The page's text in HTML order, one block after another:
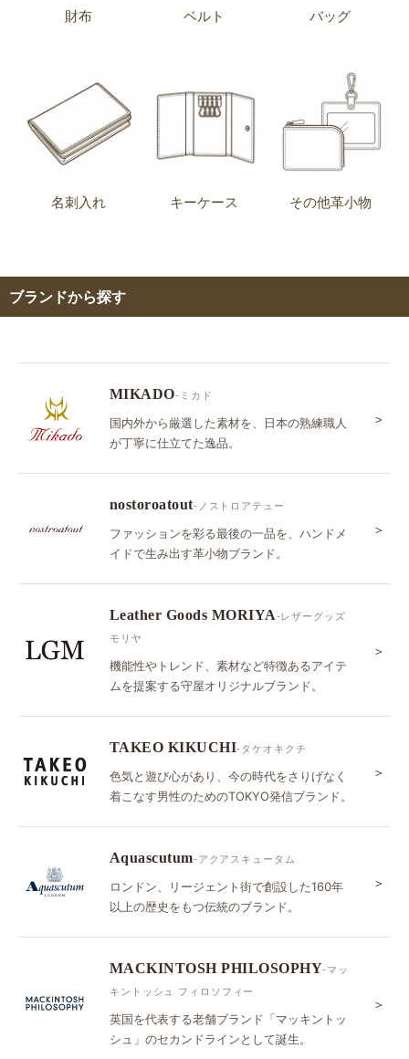
財布 ベルト バッグ
名刺入れ キーケース その他革小物
ブランドから探す
MIKADO-ミカド
国内外から厳選した素材を、日本の熟練職人
が丁寧に仕立てた逸品。
＞
nostoroatout-ノストロアテュー
ファッションを彩る最後の一品を、ハンドメ
イドで生み出す革小物ブランド。
＞
Leather Goods MORIYA-レザーグッズ
モリヤ
機能性やトレンド、素材など特徴あるアイテ
ムを提案する守屋オリジナルブランド。
＞
TAKEO KIKUCHI-タケオキクチ
色気と遊び心があり、今の時代をさりげなく
着こなす男性のためのTOKYO発信ブランド。
＞
Aquascutum-アクアスキュータム
ロンドン、リージェント街で創設した160年
以上の歴史をもつ伝統のブランド。
＞
MACKINTOSH PHILOSOPHY-マッ
キントッシュ フィロソフィー
英国を代表する老舗ブランド「マッキントッ
シュ」のセカンドラインとして誕生。
＞